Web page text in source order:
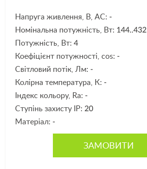
Напруга живлення, В, АС: -
Номінальна потужність, Вт: 144..432
Потужність, Вт: 4
Коефіцієнт потужності, cos: -
Світловий потік, Лм: -
Колірна температура, К: -
Індекс кольору, Ra: -
Ступінь захисту IP: 20
Матеріал: -
ЗАМОВИТИ